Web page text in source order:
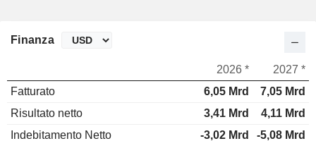
Finanza
2026 *
2027 *
Fatturato
6,05 Mrd
7,05 Mrd
Risultato netto
3,41 Mrd
4,11 Mrd
Indebitamento Netto
-3,02 Mrd -5,08 Mrd